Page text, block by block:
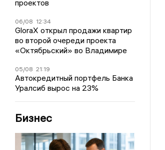
проектов
06/08 12:34
GloraX открыл продажи квартир
во второй очереди проекта
«Октябрьский» во Владимире
05/08 21:19
Автокредитный портфель Банка
Уралсиб вырос на 23%
Бизнес